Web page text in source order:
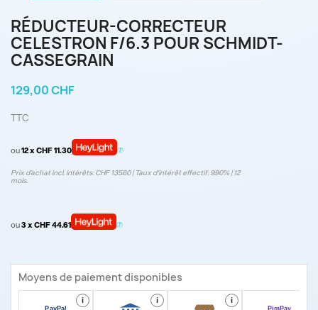
RÉDUCTEUR-CORRECTEUR
CELESTRON F/6.3 POUR SCHMIDT-
CASSEGRAIN
129,00 CHF
TTC
ou12 x CHF 11.30
Prix d’achat incl. intérêts: CHF 135.60 | Taux d‘intérêt effectif: 9.90% | 12
mois.
ou3 x CHF 44.61
Moyens de paiement disponibles
i i i